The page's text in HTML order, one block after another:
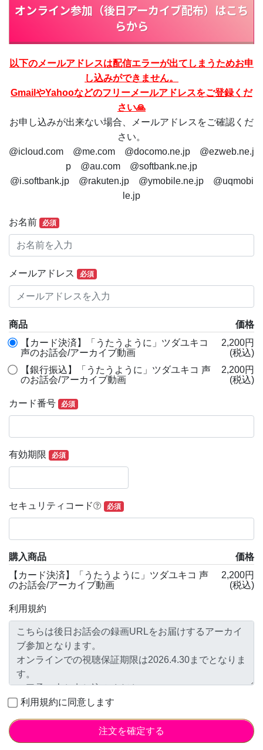
オンライン参加（後日アーカイブ配布）はこち
らから
以下のメールアドレスは配信エラーが出てしまうためお申
し込みができません。
GmailやYahooなどのフリーメールアドレスをご登録くだ
さい🙏
お申し込みが出来ない場合、メールアドレスをご確認くだ
さい。
@icloud.com @me.com @docomo.ne.jp @ezweb.ne.j
p @au.com @softbank.ne.jp
@i.softbank.jp @rakuten.jp @ymobile.ne.jp @uqmobi
le.jp
お名前 必須
メールアドレス 必須
商品
価格
【カード決済】「うたうように」ツダユキコ
声のお話会/アーカイブ動画
2,200円
(税込)
【銀行振込】「うたうように」ツダユキコ 声
のお話会/アーカイブ動画
2,200円
(税込)
カード番号 必須
有効期限 必須
セキュリティコード 必須
購入商品
価格
【カード決済】「うたうように」ツダユキコ 声
のお話会/アーカイブ動画
2,200円
(税込)
利用規約
利用規約に同意します
注文を確定する